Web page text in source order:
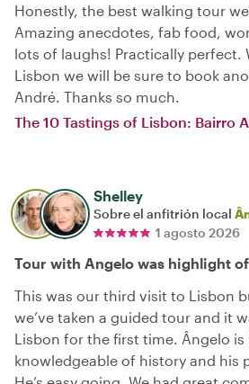
Honestly, the best walking tour
Amazing anecdotes, fab food,
lots of laughs! Practically perfect.
Lisbon we will be sure to book
André. Thanks so much.
The 10 Tastings of Lisbon: Bairro
Shelley
Sobre el anfitrión local
1 agosto 2026
Tour with Angelo was highlight
This was our third visit to Lisbon
we’ve taken a guided tour and it
Lisbon for the first time. Ângelo
knowledgeable of history and his